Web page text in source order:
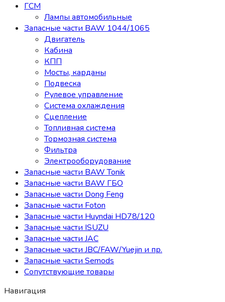
ГСМ
Лампы автомобильные
Запасные части BAW 1044/1065
Двигатель
Кабина
КПП
Мосты, карданы
Подвеска
Рулевое управление
Система охлаждения
Сцепление
Топливная система
Тормозная система
Фильтра
Электрооборудование
Запасные части BAW Tonik
Запасные части BAW ГБО
Запасные части Dong Feng
Запасные части Foton
Запасные части Huyndai HD78/120
Запасные части ISUZU
Запасные части JAC
Запасные части JBC/FAW/Yuejin и пр.
Запасные части Semods
Сопутствующие товары
Навигация